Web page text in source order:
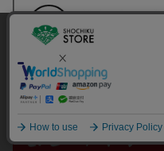
当サイトでは利用体験の向
ラフィックの分析を目的と
サイトの閲覧を継続された場
のといたします。
詳細については